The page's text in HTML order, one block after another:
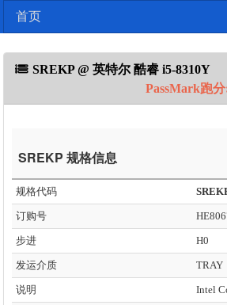
首页
SREKP @ 英特尔 酷睿 i5-8310Y
PassMark跑
SREKP 规格信息
规格代码
订购号
步进 H0
发运介质 TRAY
说明